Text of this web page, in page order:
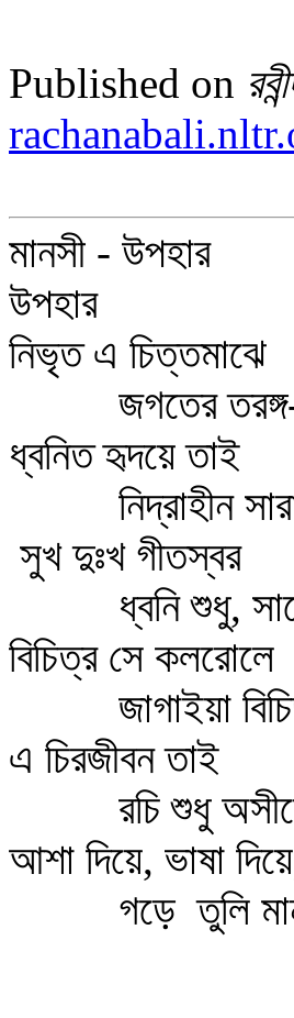
Published on
মানসী - উপহার
উপহার
নিভৃত এ
জগতের
ধ্বনিত হৃদয়ে
নিদ্রাহীন সারা
সুখ দুঃখ
ধ্বনি শুধু, সাথে
বিচিত্র সে
জাগাইয়া
এ চিরজীবন
রচি শুধু
আশা দিয়ে, ভাষা
গড়ে তুলি